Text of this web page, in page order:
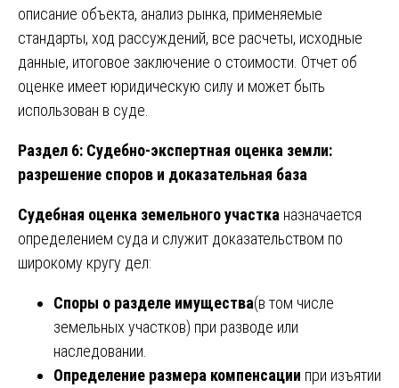
описание объекта, анализ рынка, применяемые
стандарты, ход рассуждений, все расчеты, исходные
данные, итоговое заключение о стоимости. Отчет об
оценке имеет юридическую силу и может быть
использован в суде.
Раздел 6: Судебно-экспертная оценка земли:
разрешение споров и доказательная база
Судебная оценка земельного участка назначается
определением суда и служит доказательством по
широкому кругу дел:
Споры о разделе имущества(в том числе
земельных участков) при разводе или
наследовании.
Определение размера компенсации при изъятии